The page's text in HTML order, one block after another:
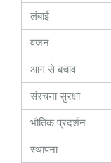
लंबाई
वजन
आग से बचाव
संरचना सुरक्षा
भौतिक प्रदर्शन
स्थापना